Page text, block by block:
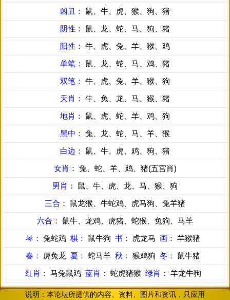
凶丑： 鼠、牛、虎、猴、狗、猪
阴性： 鼠、龙、蛇、马、狗、猪
阳性： 牛、虎、兔、羊、猴、鸡
单笔： 鼠、龙、蛇、马、鸡、猪
双笔： 牛、虎、兔、羊、猴、狗
天肖： 牛、兔、龙、马、猴、猪
地肖： 鼠、虎、蛇、羊、鸡、狗
黑中： 兔、龙、蛇、马、羊、猴
白边： 鼠、牛、虎、鸡、狗、猪
女肖： 兔、蛇、羊、鸡、猪(五宫肖)
男肖： 鼠、牛、虎、龙、马、猴、狗
三合： 鼠龙猴、牛蛇鸡、虎马狗、兔羊猪
六合： 鼠牛、龙鸡、虎猪、蛇猴、兔狗、马羊
琴： 兔蛇鸡 棋： 鼠牛狗 书： 虎龙马 画： 羊猴猪
春：
虎兔龙 夏： 蛇马羊 秋： 猴鸡狗 冬： 鼠牛猪
红肖： 马兔鼠鸡 蓝肖： 蛇虎猪猴 绿肖： 羊龙牛狗
说明：本论坛所提供的内容、资料、图片和资讯，只应用